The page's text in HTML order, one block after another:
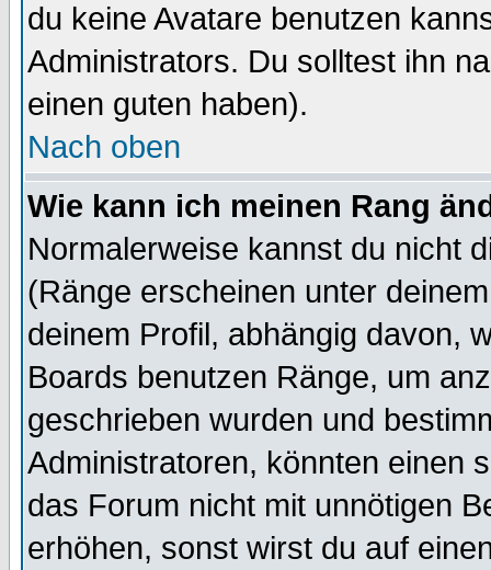
du keine Avatare benutzen
Administrators. Du solltest ihn
einen guten haben).
Nach oben
Wie kann ich meinen Rang
Normalerweise kannst du nicht
(Ränge erscheinen unter
deinem Profil, abhängig davon,
Boards benutzen Ränge, um
geschrieben wurden und
Administratoren, könnten einen
das Forum nicht mit unnötigen
erhöhen, sonst wirst du auf